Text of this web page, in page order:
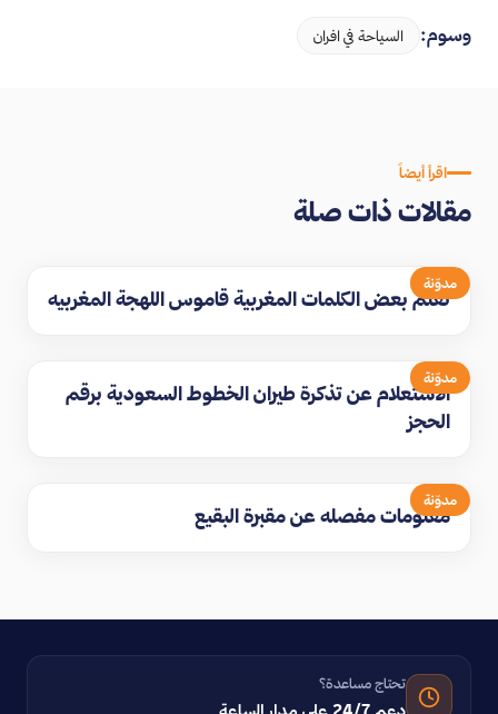
وسوم: السياحة في افران
اقرأ أيضاً
مقالات ذات صلة
مدوّنة
تعلم بعض الكلمات المغربية قاموس اللهجة المغربيه
مدوّنة
الاستعلام عن تذكرة طيران الخطوط السعودية برقم
الحجز
مدوّنة
معلومات مفصله عن مقبرة البقيع
تحتاج مساعدة؟